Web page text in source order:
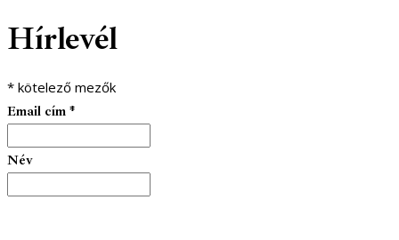
Hírlevél
* kötelező mezők
Email cím *
Név